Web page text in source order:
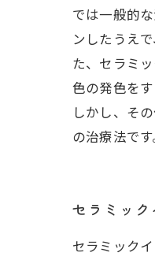
では一般的
ンしたうえ
た、セラミ
色の発色を
しかし、そ
の治療法です
セラミック
セラミック